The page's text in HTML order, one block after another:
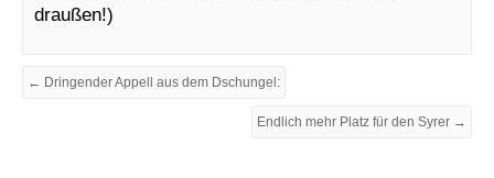
draußen!)
← Dringender Appell aus dem Dschungel:
Endlich mehr Platz für den Syrer →